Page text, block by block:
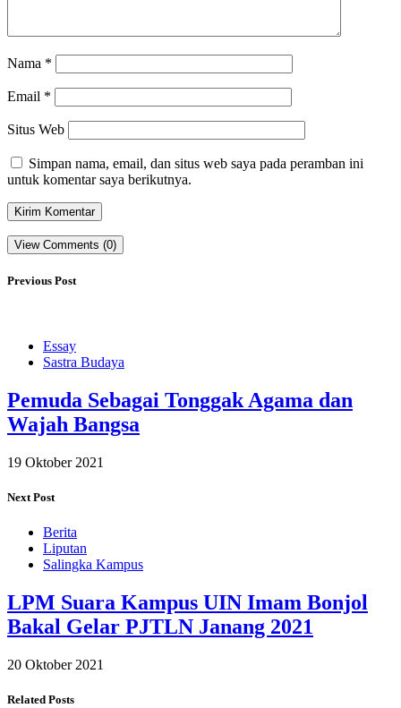
Nama *
Email *
Situs Web
Simpan nama, email, dan situs web saya pada peramban ini
untuk komentar saya berikutnya.
View Comments (0)
Previous Post
Essay
Sastra Budaya
Pemuda Sebagai Tonggak Agama dan
Wajah Bangsa
19 Oktober 2021
Next Post
Berita
Liputan
Salingka Kampus
LPM Suara Kampus UIN Imam Bonjol
Bakal Gelar PJTLN Janang 2021
20 Oktober 2021
Related Posts